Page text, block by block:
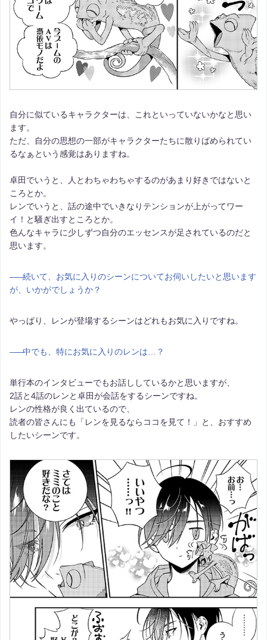
自分に似ているキャラクターは、これといっていないかなと思い
ます。
ただ、自分の思想の一部がキャラクターたちに散りばめられてい
るなぁという感覚はありますね。
卓田でいうと、人とわちゃわちゃするのがあまり好きではないと
ころとか。
レンでいうと、話の途中でいきなりテンションが上がってワー
イ！と騒ぎ出すところとか。
色んなキャラに少しずつ自分のエッセンスが足されているのだと
思います。
――続いて、お気に入りのシーンについてお伺いしたいと思います
が、いかがでしょうか？
やっぱり、レンが登場するシーンはどれもお気に入りですね。
――中でも、特にお気に入りのレンは…？
単行本のインタビューでもお話ししているかと思いますが、
2話と4話のレンと卓田が会話をするシーンですね。
レンの性格が良く出ているので、
読者の皆さんにも「レンを見るならココを見て！」と、おすすめ
したいシーンです。